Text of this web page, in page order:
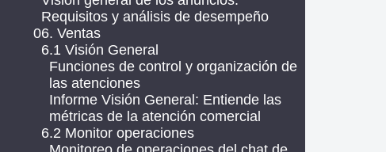
Requisitos y análisis de desempeño
06. Ventas
6.1 Visión General
Funciones de control y organización de
las atenciones
Informe Visión General: Entiende las
métricas de la atención comercial
6.2 Monitor operaciones